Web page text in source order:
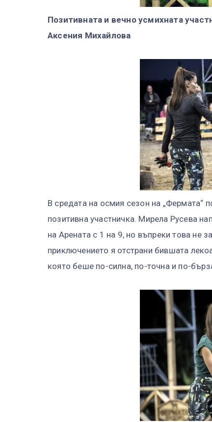
Позитивната и вечно усмихната
Аксения Михайлова
В средата на осмия сезон на „Фермата“
позитивна участничка. Мирела Русева
на Арената с 1 на 9, но въпреки това не
приключението я отстрани бившата
която беше по-силна, по-точна и по-